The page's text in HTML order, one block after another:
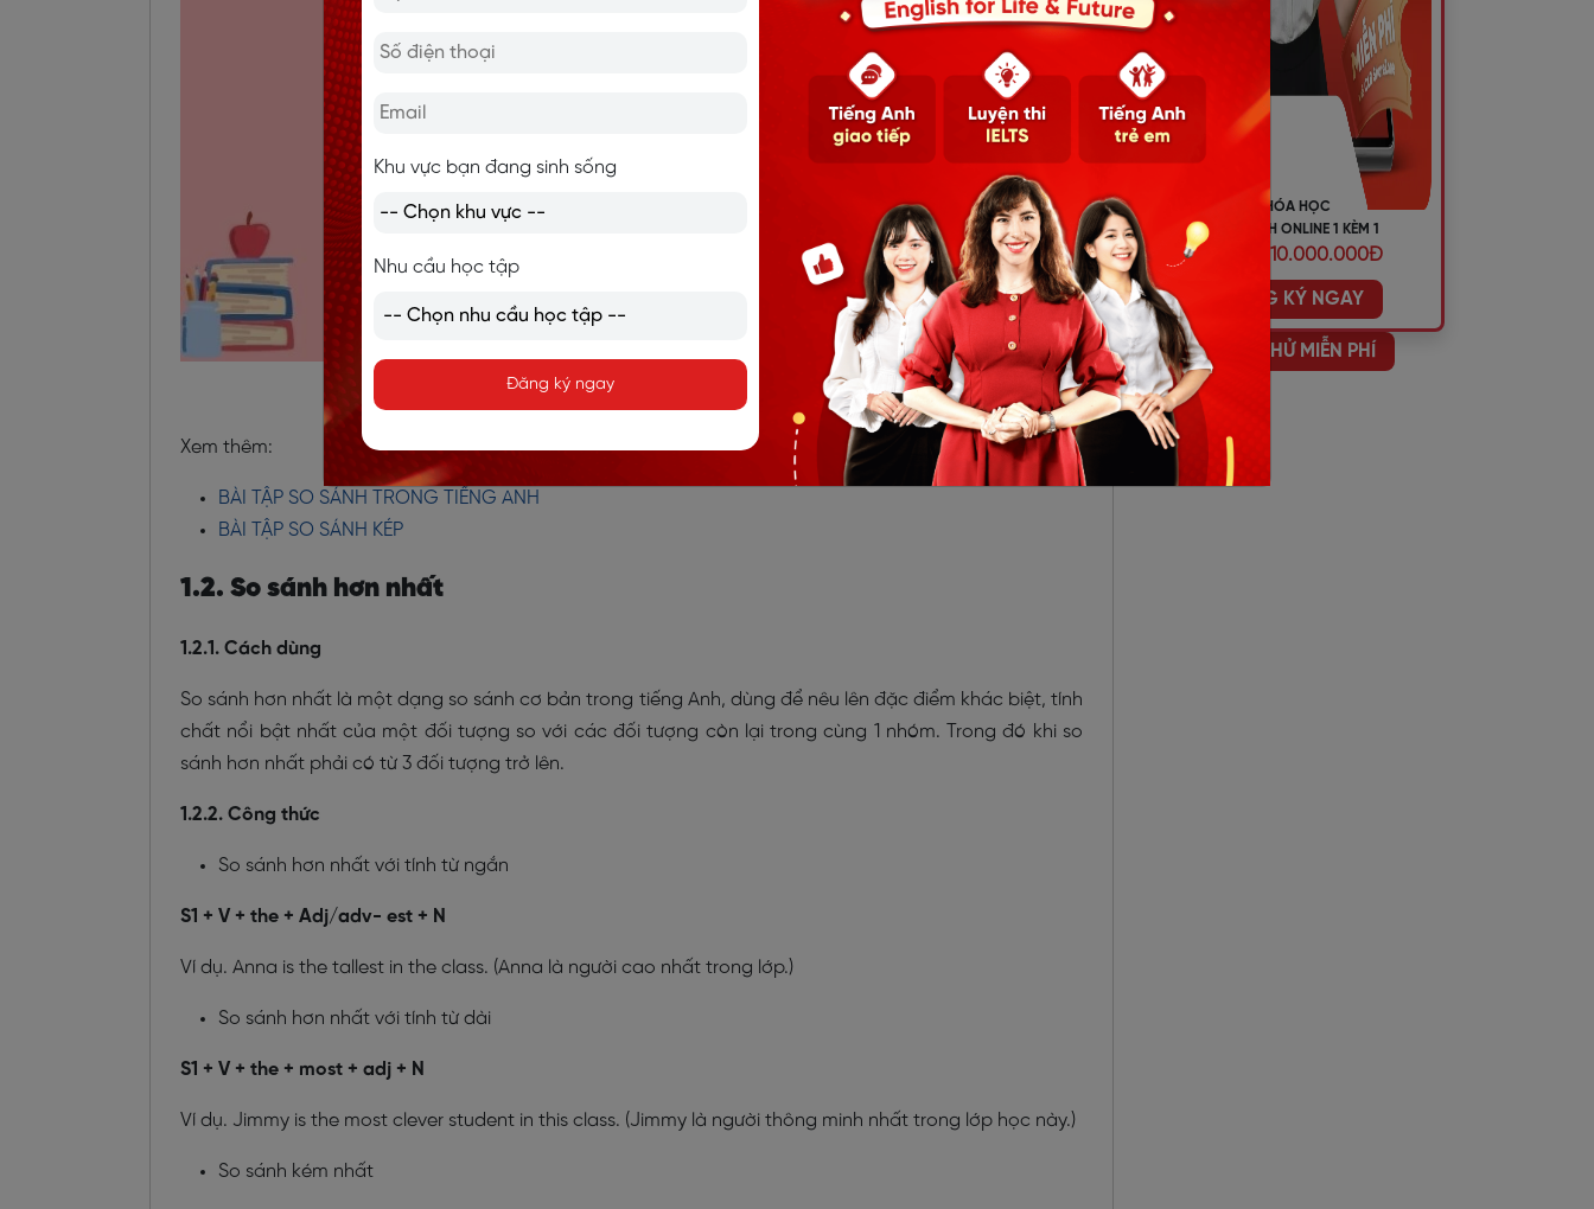
Cấu trúc so sánh hơn
Xem thêm:
BÀI TẬP SO SÁNH TRONG TIẾNG ANH
BÀI TẬP SO SÁNH KÉP
1.2. So sánh hơn nhất
1.2.1. Cách dùng
So sánh hơn nhất là một dạng so sánh cơ bản trong tiếng Anh, dùng để nêu lên đặc điểm khác biệt, tính
chất nổi bật nhất của một đối tượng so với các đối tượng còn lại trong cùng 1 nhóm. Trong đó khi so
sánh hơn nhất phải có từ 3 đối tượng trở lên.
1.2.2. Công thức
So sánh hơn nhất với tính từ ngắn
S1 + V + the + Adj/adv- est + N
Ví dụ. Anna is the tallest in the class. (Anna là người cao nhất trong lớp.)
So sánh hơn nhất với tính từ dài
S1 + V + the + most + adj + N
Ví dụ. Jimmy is the most clever student in this class. (Jimmy là người thông minh nhất trong lớp học này.)
So sánh kém nhất
KHÓA HỌC
TIẾNG ANH ONLINE 1 KÈM 1
ƯU ĐÃI 10.000.000Đ
ĐĂNG KÝ NGAY
HỌC THỬ MIỄN PHÍ
Khu vực bạn đang sinh sống
Nhu cầu học tập
Đăng ký ngay